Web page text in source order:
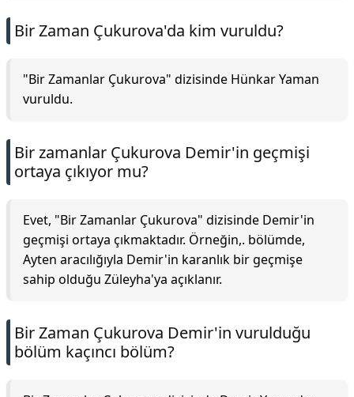
Bir Zaman Çukurova'da kim vuruldu?
"Bir Zamanlar Çukurova" dizisinde Hünkar Yaman
vuruldu.
Bir zamanlar Çukurova Demir'in geçmişi
ortaya çıkıyor mu?
Evet, "Bir Zamanlar Çukurova" dizisinde Demir'in
geçmişi ortaya çıkmaktadır. Örneğin,. bölümde,
Ayten aracılığıyla Demir'in karanlık bir geçmişe
sahip olduğu Züleyha'ya açıklanır.
Bir Zaman Çukurova Demir'in vurulduğu
bölüm kaçıncı bölüm?